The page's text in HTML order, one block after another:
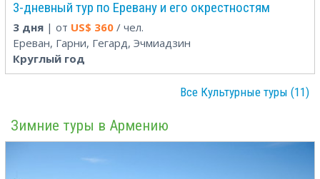
3-дневный тур по Еревану и его окрестностям
3 дня | от US$ 360 / чел.
Ереван, Гарни, Гегард, Эчмиадзин
Круглый год
Все Культурные туры (11)
Зимние туры в Армению